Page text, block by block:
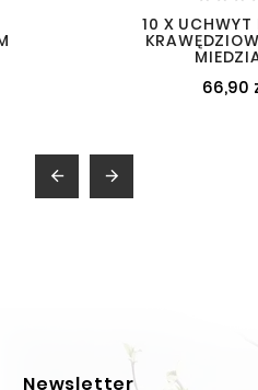
10 X UCHWYT
66,90
 
Newsletter